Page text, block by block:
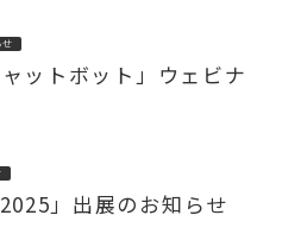
せ
ットボット」ウェビナ
」出展のお知らせ